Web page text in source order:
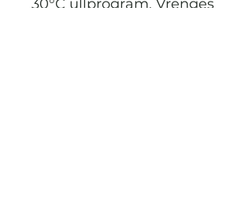
30°C ullprogram. Vrenges